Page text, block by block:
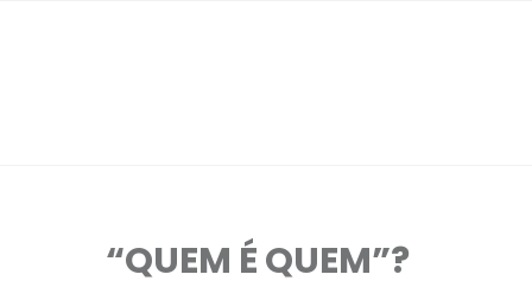
“QUEM É QUEM”?